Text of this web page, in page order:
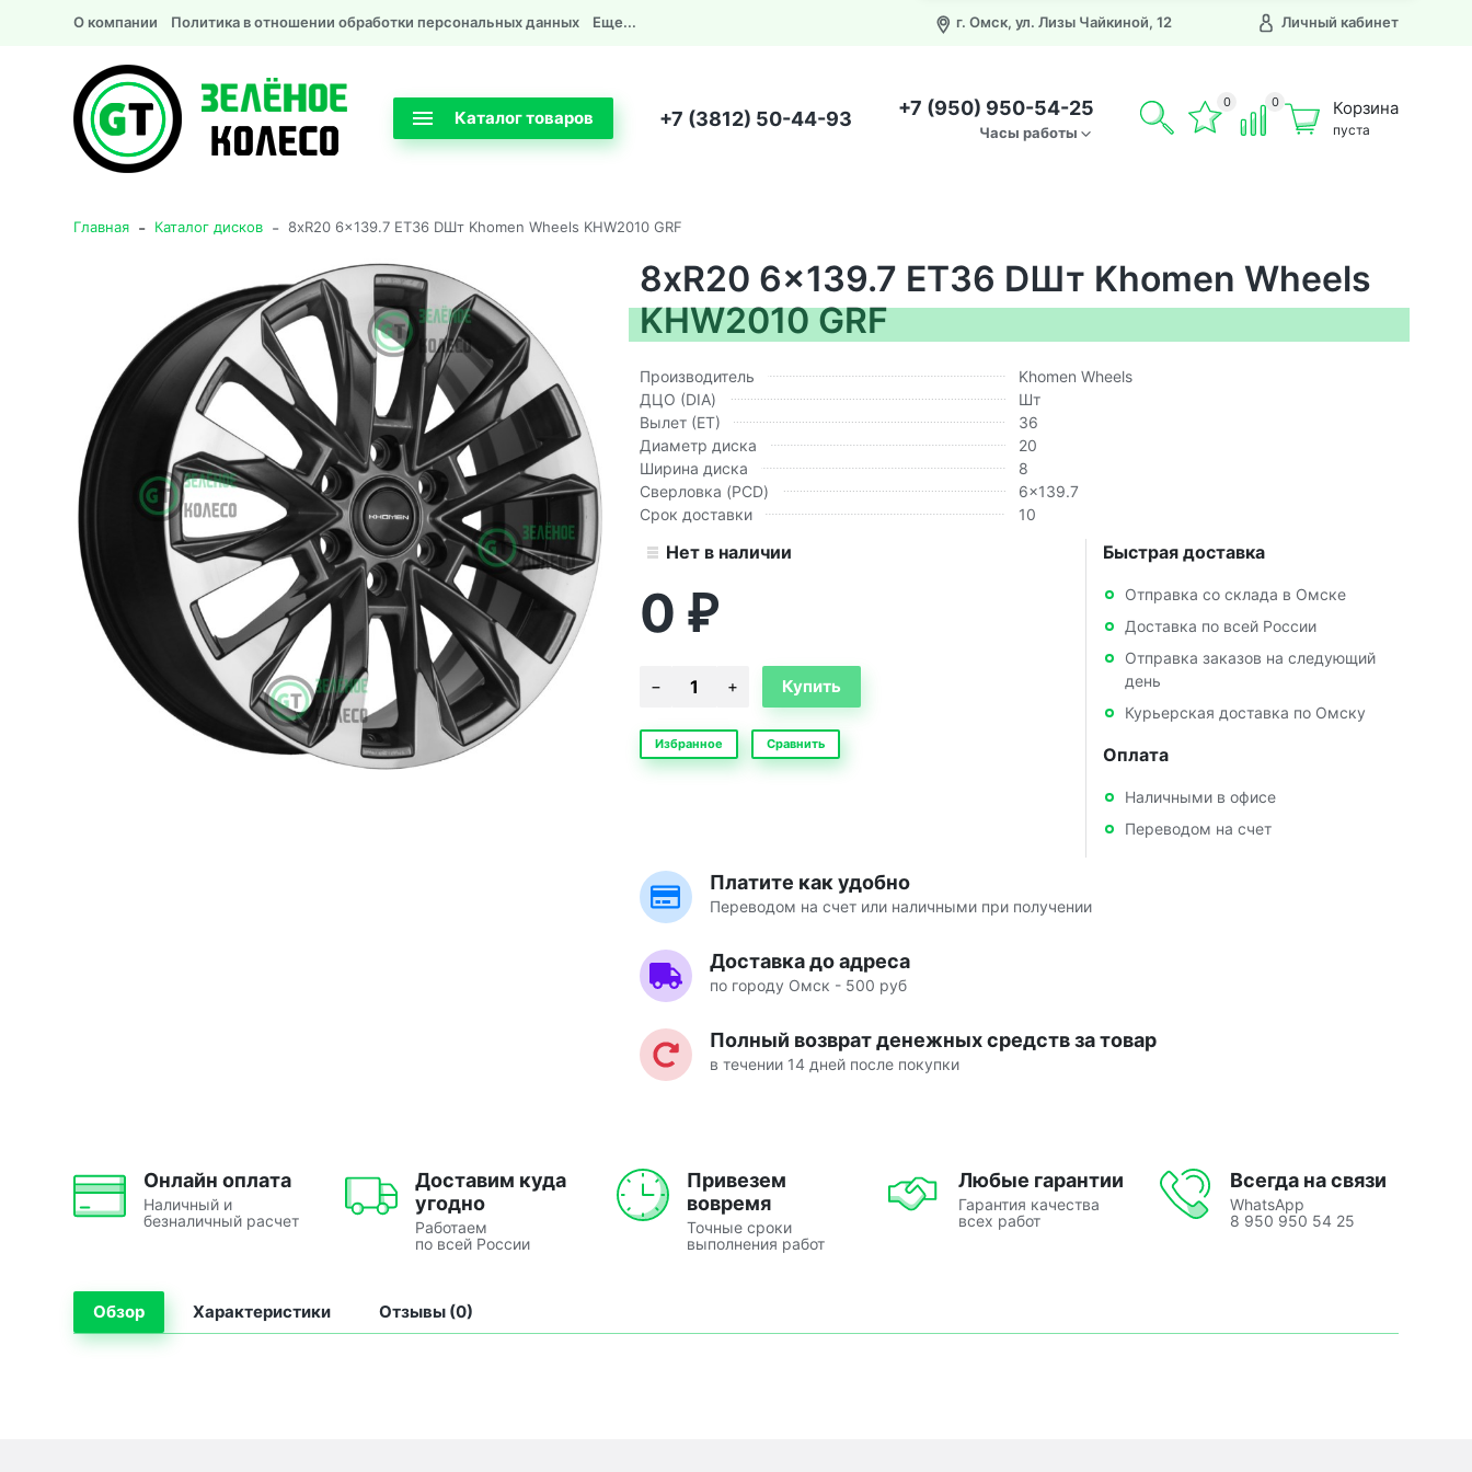
О компании Политика в отношении обработки персональных данных Еще... г. Омск, ул. Лизы Чайкиной, 12 Личный кабинет
Каталог товаров +7 (3812) 50-44-93 +7 (950) 950-54-25
Часы работы
0 0 Корзина
пуста
Главная - Каталог дисков - 8xR20 6x139.7 ET36 DШт Khomen Wheels KHW2010 GRF
8xR20 6x139.7 ET36 DШт Khomen Wheels
KHW2010 GRF
Производитель
Khomen Wheels
ДЦО (DIA)
Шт
Вылет (ЕТ)
36
Диаметр диска
20
Ширина диска
8
Сверловка (PCD)
6x139.7
Срок доставки
10
Нет в наличии
0 ₽
Избранное Сравнить
Быстрая доставка
Отправка со склада в Омске
Доставка по всей России
Отправка заказов на следующий
день
Курьерская доставка по Омску
Оплата
Наличными в офисе
Переводом на счет
Платите как удобно
Переводом на счет или наличными при получении
Доставка до адреса
по городу Омск - 500 руб
Полный возврат денежных средств за товар
в течении 14 дней после покупки
Онлайн оплата
Наличный и
безналичный расчет
Доставим куда
угодно
Работаем
по всей России
Привезем
вовремя
Точные сроки
выполнения работ
Любые гарантии
Гарантия качества
всех работ
Всегда на связи
WhatsApp
8 950 950 54 25
Обзор Характеристики Отзывы (0)